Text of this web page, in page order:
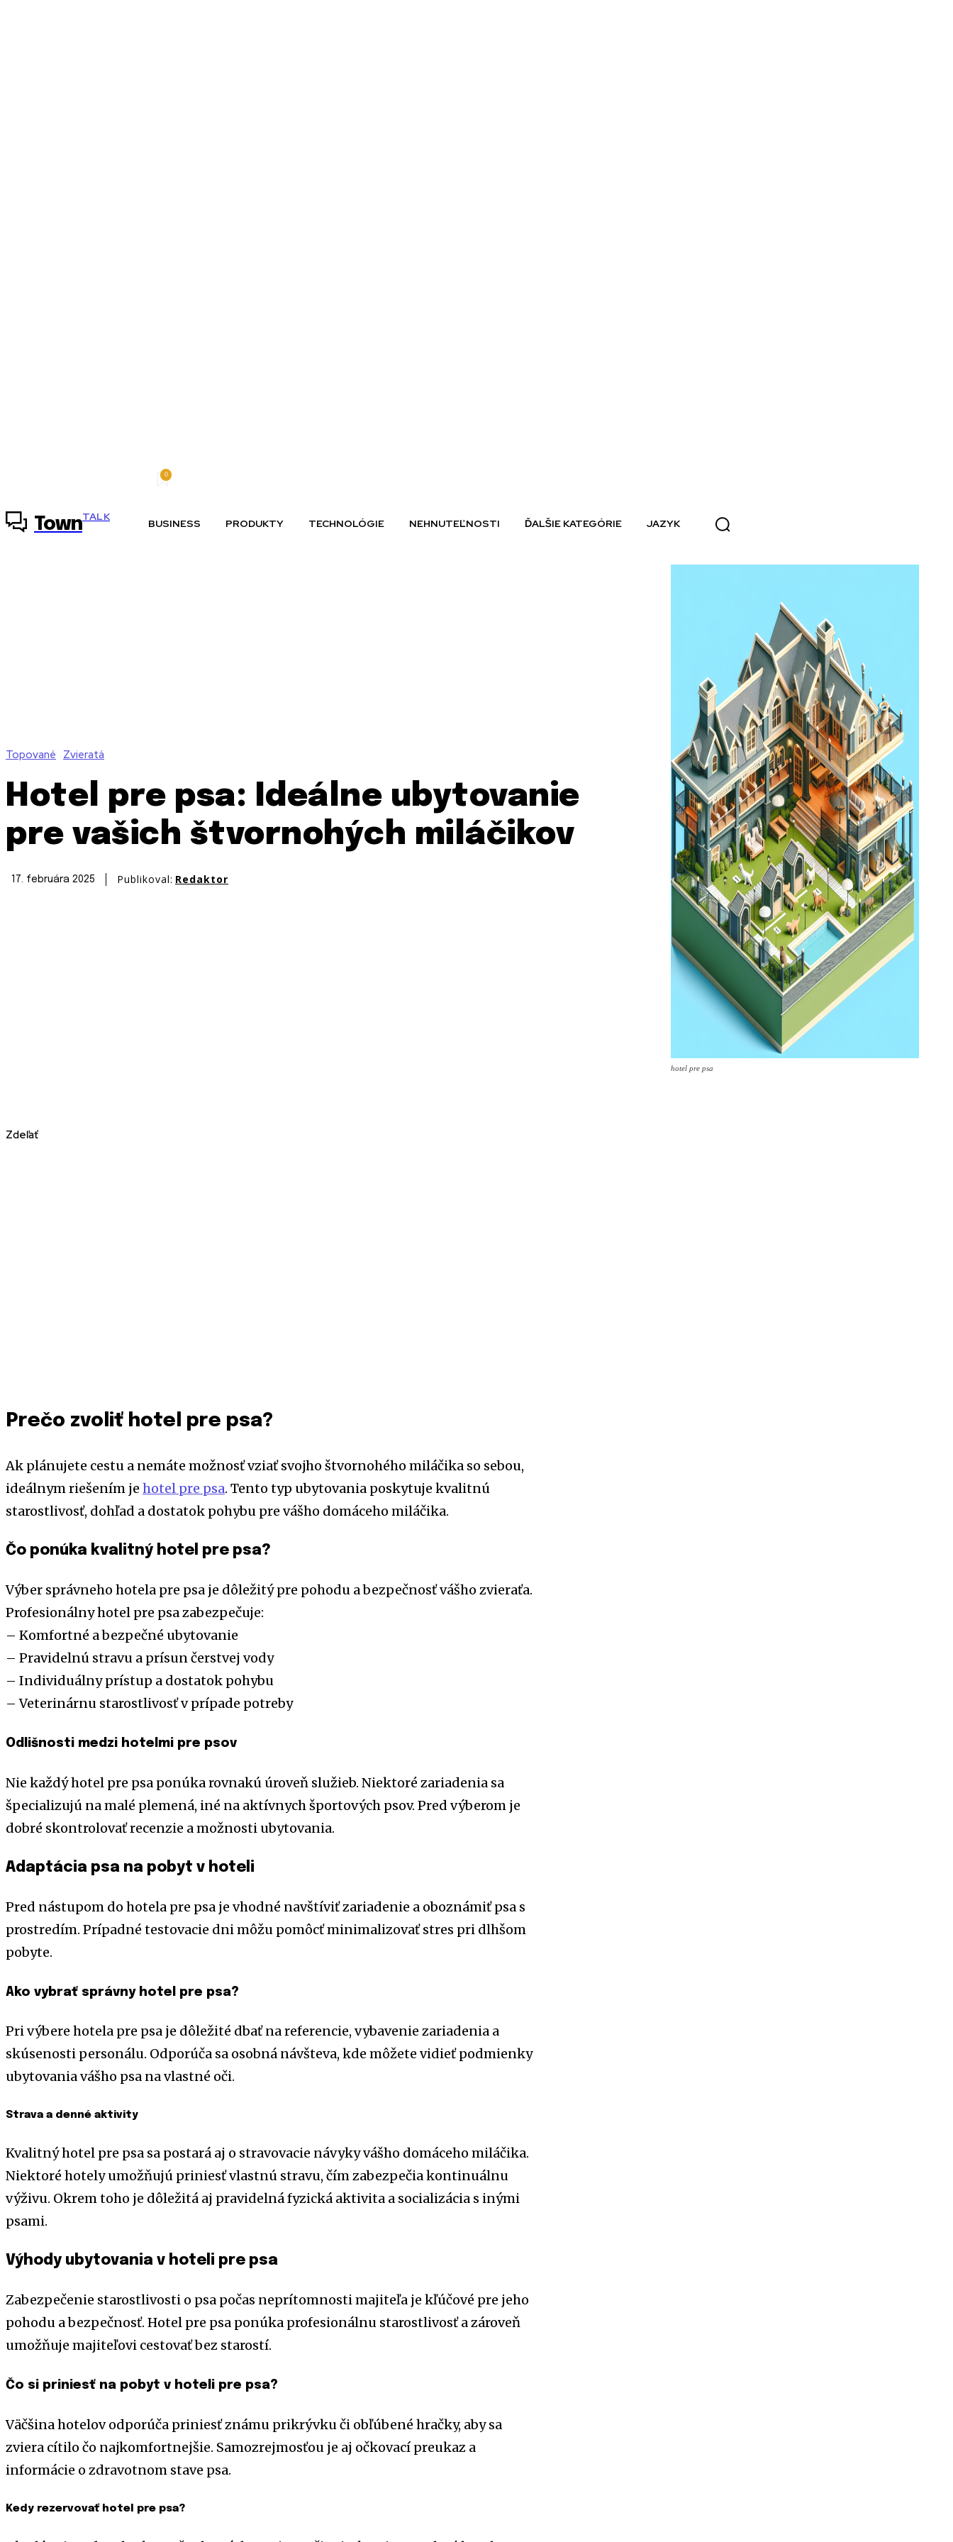
0
TownTALK
BUSINESS PRODUKTY TECHNOLÓGIE NEHNUTEĽNOSTI ĎALŠIE KATEGÓRIE JAZYK
Topované Zvieratá
Hotel pre psa: Ideálne ubytovanie
pre vašich štvornohých miláčikov
17. februára 2025 Publikoval: Redaktor
hotel pre psa
Zdeľať
Prečo zvoliť hotel pre psa?
Ak plánujete cestu a nemáte možnosť vziať svojho štvornohého miláčika so sebou,
ideálnym riešením je hotel pre psa. Tento typ ubytovania poskytuje kvalitnú
starostlivosť, dohľad a dostatok pohybu pre vášho domáceho miláčika.
Čo ponúka kvalitný hotel pre psa?
Výber správneho hotela pre psa je dôležitý pre pohodu a bezpečnosť vášho zvieraťa.
Profesionálny hotel pre psa zabezpečuje:
– Komfortné a bezpečné ubytovanie
– Pravidelnú stravu a prísun čerstvej vody
– Individuálny prístup a dostatok pohybu
– Veterinárnu starostlivosť v prípade potreby
Odlišnosti medzi hotelmi pre psov
Nie každý hotel pre psa ponúka rovnakú úroveň služieb. Niektoré zariadenia sa
špecializujú na malé plemená, iné na aktívnych športových psov. Pred výberom je
dobré skontrolovať recenzie a možnosti ubytovania.
Adaptácia psa na pobyt v hoteli
Pred nástupom do hotela pre psa je vhodné navštíviť zariadenie a oboznámiť psa s
prostredím. Prípadné testovacie dni môžu pomôcť minimalizovať stres pri dlhšom
pobyte.
Ako vybrať správny hotel pre psa?
Pri výbere hotela pre psa je dôležité dbať na referencie, vybavenie zariadenia a
skúsenosti personálu. Odporúča sa osobná návšteva, kde môžete vidieť podmienky
ubytovania vášho psa na vlastné oči.
Strava a denné aktivity
Kvalitný hotel pre psa sa postará aj o stravovacie návyky vášho domáceho miláčika.
Niektoré hotely umožňujú priniesť vlastnú stravu, čím zabezpečia kontinuálnu
výživu. Okrem toho je dôležitá aj pravidelná fyzická aktivita a socializácia s inými
psami.
Výhody ubytovania v hoteli pre psa
Zabezpečenie starostlivosti o psa počas neprítomnosti majiteľa je kľúčové pre jeho
pohodu a bezpečnosť. Hotel pre psa ponúka profesionálnu starostlivosť a zároveň
umožňuje majiteľovi cestovať bez starostí.
Čo si priniesť na pobyt v hoteli pre psa?
Väčšina hotelov odporúča priniesť známu prikrývku či obľúbené hračky, aby sa
zviera cítilo čo najkomfortnejšie. Samozrejmosťou je aj očkovací preukaz a
informácie o zdravotnom stave psa.
Kedy rezervovať hotel pre psa?